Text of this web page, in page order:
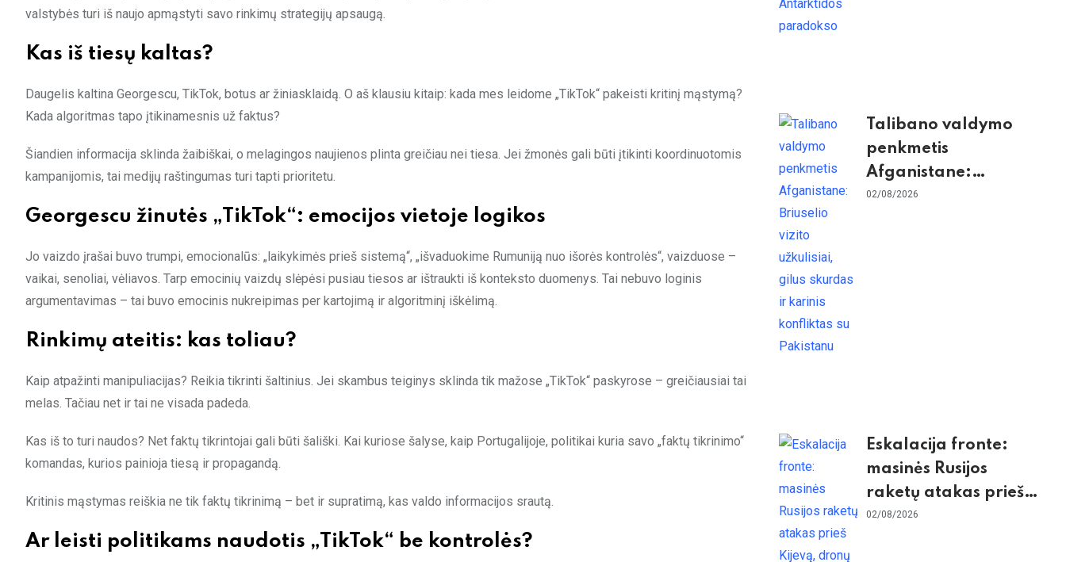
valstybės turi iš naujo apmąstyti savo rinkimų strategijų apsaugą.
Kas iš tiesų kaltas?
Daugelis kaltina Georgescu, TikTok, botus ar žiniasklaidą. O aš klausiu kitaip: kada mes leidome „TikTok“ pakeisti kritinį mąstymą?
Kada algoritmas tapo įtikinamesnis už faktus?
Šiandien informacija sklinda žaibiškai, o melagingos naujienos plinta greičiau nei tiesa. Jei žmonės gali būti įtikinti koordinuotomis
kampanijomis, tai medijų raštingumas turi tapti prioritetu.
Georgescu žinutės „TikTok“: emocijos vietoje logikos
Jo vaizdo įrašai buvo trumpi, emocionalūs: „laikykimės prieš sistemą“, „išvaduokime Rumuniją nuo išorės kontrolės“, vaizduose –
vaikai, senoliai, vėliavos. Tarp emocinių vaizdų slėpėsi pusiau tiesos ar ištraukti iš konteksto duomenys. Tai nebuvo loginis
argumentavimas – tai buvo emocinis nukreipimas per kartojimą ir algoritminį iškėlimą.
Rinkimų ateitis: kas toliau?
Kaip atpažinti manipuliacijas? Reikia tikrinti šaltinius. Jei skambus teiginys sklinda tik mažose „TikTok“ paskyrose – greičiausiai tai
melas. Tačiau net ir tai ne visada padeda.
Kas iš to turi naudos? Net faktų tikrintojai gali būti šališki. Kai kuriose šalyse, kaip Portugalijoje, politikai kuria savo „faktų tikrinimo“
komandas, kurios painioja tiesą ir propagandą.
Kritinis mąstymas reiškia ne tik faktų tikrinimą – bet ir supratimą, kas valdo informacijos srautą.
Ar leisti politikams naudotis „TikTok“ be kontrolės?
Talibano valdymo
penkmetis
Afganistane:
Briuselio vizito
02/08/2026
Eskalacija fronte:
masinės Rusijos
raketų atakas prieš
Kijevą, dronų smūgiai
02/08/2026